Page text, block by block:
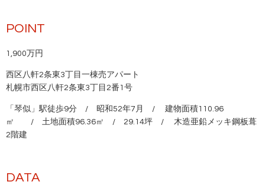
POINT
1,900万円
西区八軒2条東3丁目一棟売アパート
札幌市西区八軒2条東3丁目2番1号
「琴似」駅徒歩9分 / 昭和52年7月 / 建物面積110.96
㎡ / 土地面積96.36㎡ / 29.14坪 / 木造亜鉛メッキ鋼板葺
2階建
DATA